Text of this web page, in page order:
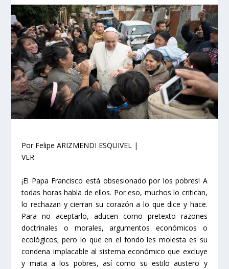
Por Felipe ARIZMENDI ESQUIVEL |
VER
¡El Papa Francisco está obsesionado por los pobres! A
todas horas habla de ellos. Por eso, muchos lo critican,
lo rechazan y cierran su corazón a lo que dice y hace.
Para no aceptarlo, aducen como pretexto razones
doctrinales o morales, argumentos económicos o
ecológicos; pero lo que en el fondo les molesta es su
condena implacable al sistema económico que excluye
y mata a los pobres, así como su estilo austero y